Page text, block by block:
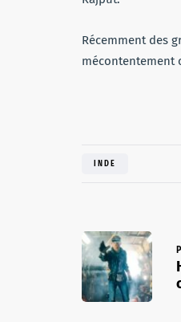
Récemment des
mécontentement
INDE